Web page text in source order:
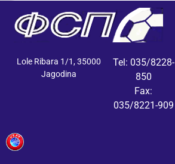
Lole Ribara 1/1, 35000
Jagodina
Tel: 035/8228-
850
Fax:
035/8221-909